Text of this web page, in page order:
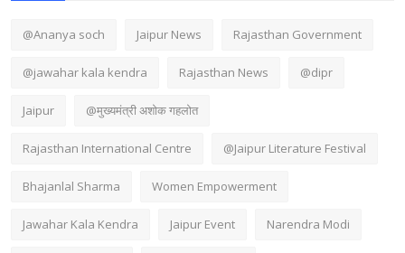
@Ananya soch Jaipur News Rajasthan Government
@jawahar kala kendra Rajasthan News @dipr
Jaipur @मुख्यमंत्री अशोक गहलोत
Rajasthan International Centre @Jaipur Literature Festival
Bhajanlal Sharma Women Empowerment
Jawahar Kala Kendra Jaipur Event Narendra Modi